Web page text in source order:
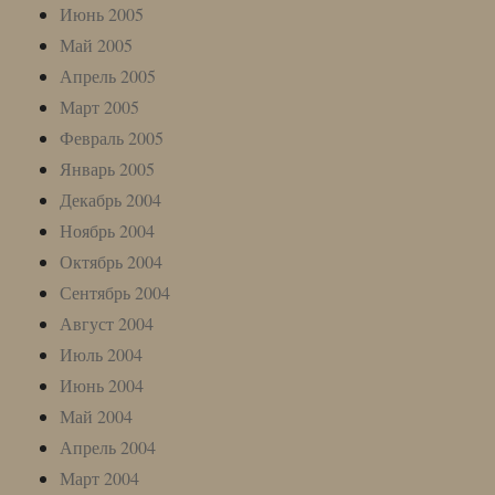
Июнь 2005
Май 2005
Апрель 2005
Март 2005
Февраль 2005
Январь 2005
Декабрь 2004
Ноябрь 2004
Октябрь 2004
Сентябрь 2004
Август 2004
Июль 2004
Июнь 2004
Май 2004
Апрель 2004
Март 2004